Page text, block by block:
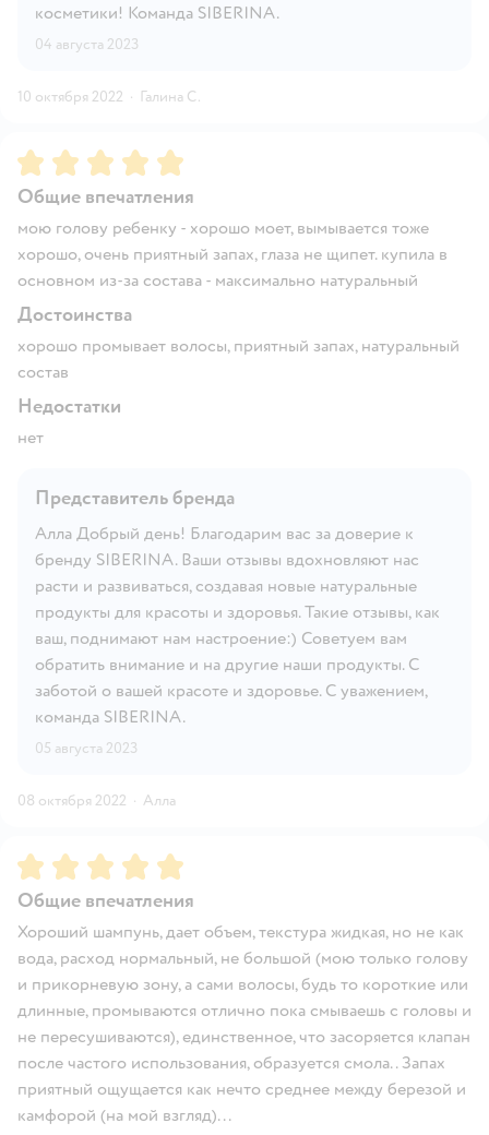
косметики! Команда SIBERINA.
04 августа 2023
10 октября 2022 · Галина С.
Рейтинг:5
Общие впечатления
мою голову ребенку - хорошо моет, вымывается тоже
хорошо, очень приятный запах, глаза не щипет. купила в
основном из-за состава - максимально натуральный
Достоинства
хорошо промывает волосы, приятный запах, натуральный
состав
Недостатки
нет
Представитель бренда
Алла Добрый день! Благодарим вас за доверие к
бренду SIBERINA. Ваши отзывы вдохновляют нас
расти и развиваться, создавая новые натуральные
продукты для красоты и здоровья. Такие отзывы, как
ваш, поднимают нам настроение:) Советуем вам
обратить внимание и на другие наши продукты. С
заботой о вашей красоте и здоровье. С уважением,
команда SIBERINA.
05 августа 2023
08 октября 2022 · Алла
Рейтинг:5
Общие впечатления
Хороший шампунь, дает объем, текстура жидкая, но не как
вода, расход нормальный, не большой (мою только голову
и прикорневую зону, а сами волосы, будь то короткие или
длинные, промываются отлично пока смываешь с головы и
не пересушиваются), единственное, что засоряется клапан
после частого использования, образуется смола.. Запах
приятный ощущается как нечто среднее между березой и
камфорой (на мой взгляд)...